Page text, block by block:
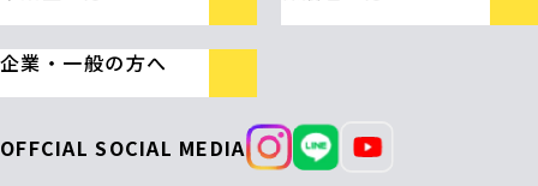
企業・一般の方へ
OFFCIAL SOCIAL MEDIA